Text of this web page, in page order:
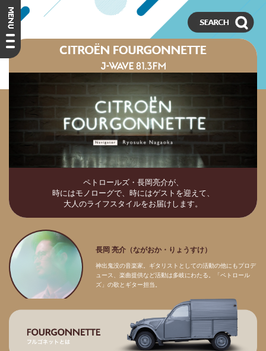
ペトロールズ・長岡亮介が、
時にはモノローグで、時にはゲストを迎えて、
大人のライフスタイルをお届けします。
長岡 亮介（ながおか・りょうすけ）
神出鬼没の音楽家。ギタリストとしての活動の他にもプロデ
ュース、楽曲提供など活動は多岐にわたる。「ペトロール
ズ」の歌とギター担当。